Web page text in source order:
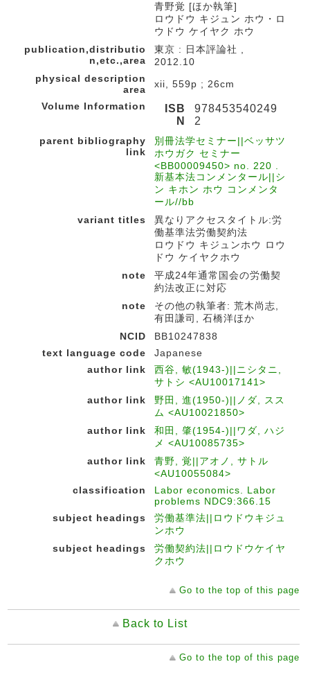
青野覚 [ほか執筆]
ロウドウ キジュン ホウ・ロ
ウドウ ケイヤク ホウ
publication,distributio
n,etc.,area
東京 : 日本評論社 ,
2012.10
physical description
area
xii, 559p ; 26cm
Volume Information
ISB
N
978453540249
2
parent bibliography
link
別冊法学セミナー||ベッサツ
ホウガク セミナー
<BB00009450> no. 220 .
新基本法コンメンタール||シ
ン キホン ホウ コンメンタ
ール//bb
variant titles
異なりアクセスタイトル:労
働基準法労働契約法
ロウドウ キジュンホウ ロウ
ドウ ケイヤクホウ
note
平成24年通常国会の労働契
約法改正に対応
note
その他の執筆者: 荒木尚志,
有田謙司, 石橋洋ほか
NCID
BB10247838
text language code
Japanese
author link
西谷, 敏(1943-)||ニシタニ,
サトシ <AU10017141>
author link
野田, 進(1950-)||ノダ, スス
ム <AU10021850>
author link
和田, 肇(1954-)||ワダ, ハジ
メ <AU10085735>
author link
青野, 覚||アオノ, サトル
<AU10055084>
classification
Labor economics. Labor
problems NDC9:366.15
subject headings
労働基準法||ロウドウキジュ
ンホウ
subject headings
労働契約法||ロウドウケイヤ
クホウ
Go to the top of this page
Back to List
Go to the top of this page